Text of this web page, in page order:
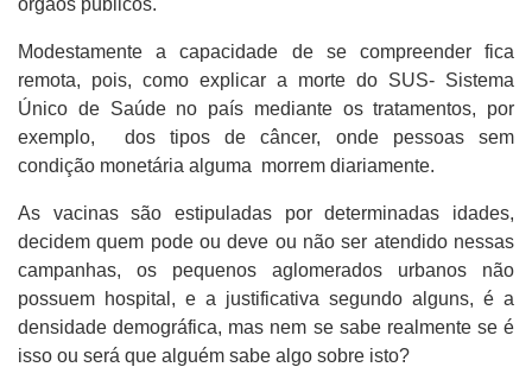
órgãos públicos.
Modestamente a capacidade de se compreender fica
remota, pois, como explicar a morte do SUS- Sistema
Único de Saúde no país mediante os tratamentos, por
exemplo, dos tipos de câncer, onde pessoas sem
condição monetária alguma morrem diariamente.
As vacinas são estipuladas por determinadas idades,
decidem quem pode ou deve ou não ser atendido nessas
campanhas, os pequenos aglomerados urbanos não
possuem hospital, e a justificativa segundo alguns, é a
densidade demográfica, mas nem se sabe realmente se é
isso ou será que alguém sabe algo sobre isto?